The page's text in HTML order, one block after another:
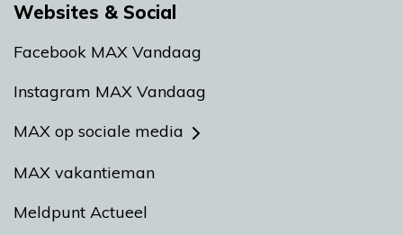
Websites & Social
Facebook MAX Vandaag
Instagram MAX Vandaag
MAX op sociale media
MAX vakantieman
Meldpunt Actueel